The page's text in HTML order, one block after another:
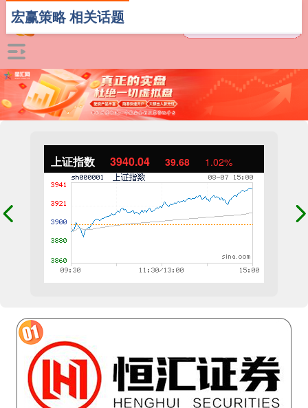
上证指数 3940.04 39.68 1.02%
宏赢策略 相关话题